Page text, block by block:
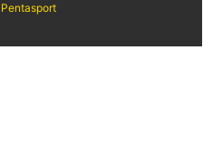
Pentasport